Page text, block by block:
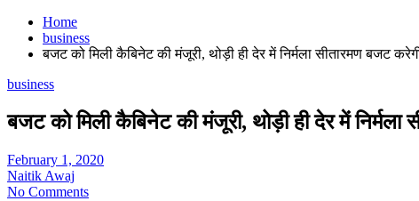
Home
business
बजट को मिली कैबिनेट की मंजूरी, थोड़ी ही देर में निर्मला सीतारमण बजट
business
बजट को मिली कैबिनेट की मंजूरी, थोड़ी ही देर में
February 1, 2020
Naitik Awaj
No Comments